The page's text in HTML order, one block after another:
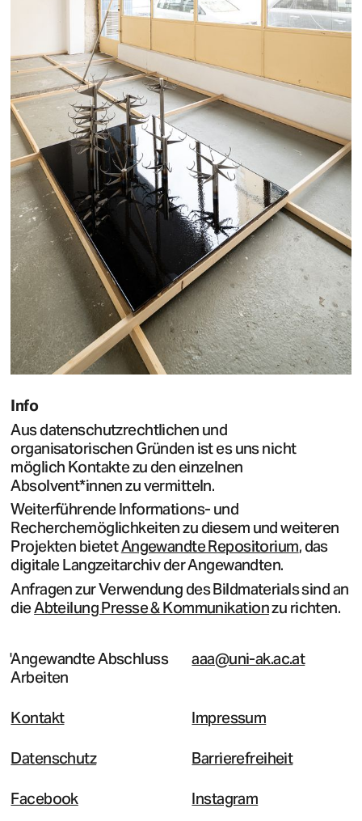
Info
Aus datenschutzrechtlichen und
organisatorischen Gründen ist es uns nicht
möglich Kontakte zu den einzelnen
Absolvent*innen zu vermitteln.
Weiterführende Informations- und
Recherchemöglichkeiten zu diesem und weiteren
Projekten bietetAngewandte Repositorium, das
digitale Langzeitarchiv der Angewandten.
Anfragen zur Verwendung des Bildmaterials sind an
dieAbteilung Presse & Kommunikationzu richten.
Angewandte Abschluss
Arbeiten
aaa@uni-ak.ac.at
Kontakt Impressum
Datenschutz Barrierefreiheit
Facebook Instagram